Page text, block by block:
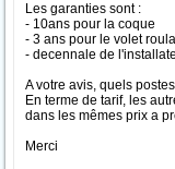
Les garanties sont :
- 10ans pour la coque
- 3 ans pour le volet
- decennale de
A votre avis, quels
En terme de tarif, les
dans les mêmes prix a
Merci